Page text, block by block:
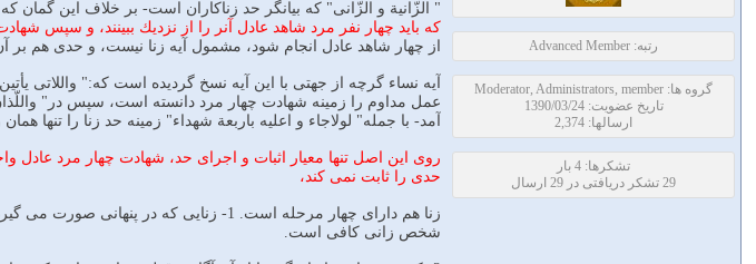
رتبه: Advanced Member
گروه ها: Moderator, Administrators, member
تاریخ عضویت: 1390/03/24
ارسالها: 2,374
تشکرها: 4 بار
29 تشکر دریافتی در 29 ارسال
" الزّانية و الزّانى" كه بيانگر حد زناكاران است- بر خلاف اين
كه بايد چهار نفر مرد شاهد عادل آنر را از نزديك ببينند، و سپس
از چهار شاهد عادل انجام شود، مشمول آيه زنا نيست، و حدى هم
آيه نساء گرچه از جهتى با اين آيه نسخ گرديده است كه:" واللاتى
عمل مداوم را زمينه شهادت چهار مرد دانسته است، سپس در"
آمد- با جمله" لولاجاء و اعليه باربعة شهداء" زمينه حد زنا را تنها
روى اين اصل تنها معيار اثبات و اجراى حد، شهادت چهار مرد
حدى را ثابت نمى كند،
زنا هم داراى چهار مرحله است. 1- زنايى
شخص زانى كافى است.